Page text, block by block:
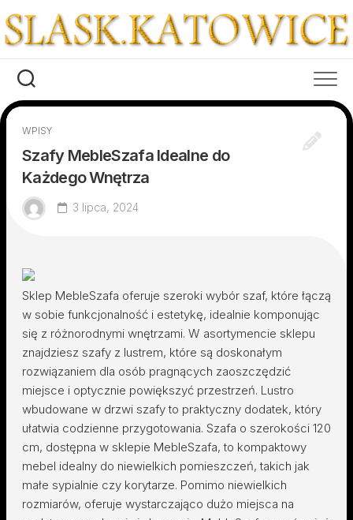
to
content
WPISY
Szafy MebleSzafa Idealne do
Każdego Wnętrza
3 lipca, 2024
Sklep MebleSzafa oferuje szeroki wybór szaf, które łączą
w sobie funkcjonalność i estetykę, idealnie komponując
się z różnorodnymi wnętrzami. W asortymencie sklepu
znajdziesz szafy z lustrem, które są doskonałym
rozwiązaniem dla osób pragnących zaoszczędzić
miejsce i optycznie powiększyć przestrzeń. Lustro
wbudowane w drzwi szafy to praktyczny dodatek, który
ułatwia codzienne przygotowania. Szafa o szerokości 120
cm, dostępna w sklepie MebleSzafa, to kompaktowy
mebel idealny do niewielkich pomieszczeń, takich jak
małe sypialnie czy korytarze. Pomimo niewielkich
rozmiarów, oferuje wystarczająco dużo miejsca na